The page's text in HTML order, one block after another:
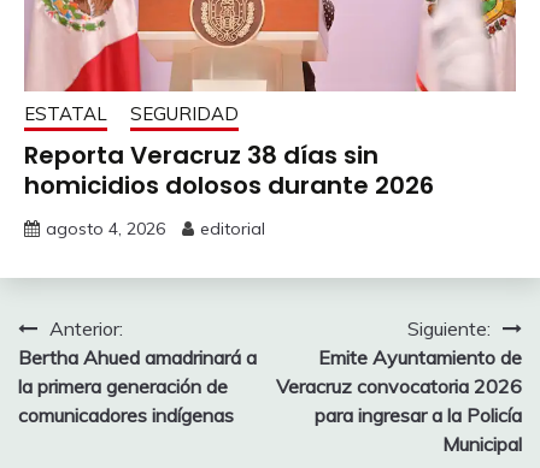
ESTATAL SEGURIDAD
Reporta Veracruz 38 días sin
homicidios dolosos durante 2026
agosto 4, 2026 editorial
Navegación
de
entradas
Anterior:
Bertha Ahued amadrinará a
la primera generación de
comunicadores indígenas
Siguiente:
Emite Ayuntamiento de
Veracruz convocatoria 2026
para ingresar a la Policía
Municipal